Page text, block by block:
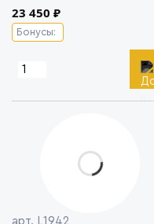
23 450 ₽
Бонусы:
арт. L1942